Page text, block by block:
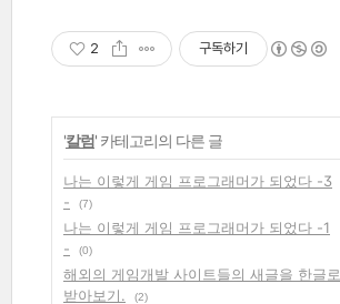
2 구독하기
'칼럼' 카테고리의 다른 글
나는 이렇게 게임 프로그래머가 되었다 -3
-
(7)
나는 이렇게 게임 프로그래머가 되었다 -1
-
(0)
해외의 게임개발 사이트들의 새글을 한글로
받아보기.
(2)